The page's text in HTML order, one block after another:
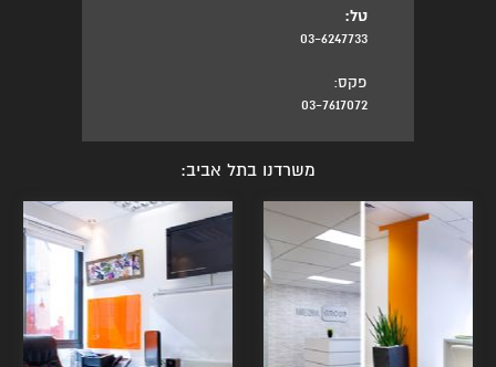
טל:
03-6247733
פקס:
03-7617072
משרדנו בתל אביב: